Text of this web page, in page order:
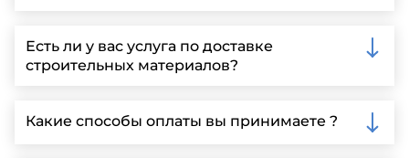
запрос через нашу официальную почту или
заполнить форму на нашем сайте для более
детальной информации и организации встречи.
Есть ли у вас услуга по доставке
строительных материалов?
Ленинградской области, у нас собственный
автопарк, для обеспечения быстрой и надежной
Какие способы оплаты вы принимаете ?